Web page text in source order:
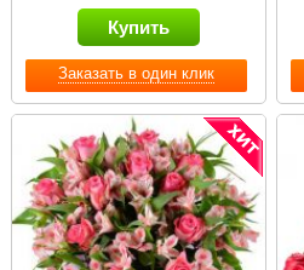
Заказать в один клик
Купить